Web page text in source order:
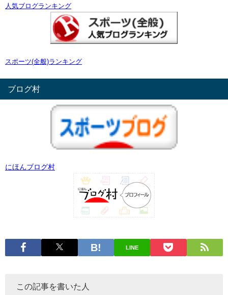
人気ブログランキング
スポーツ(全般)ランキング
ブログ村
にほんブログ村
LINE
この記事を書いた人